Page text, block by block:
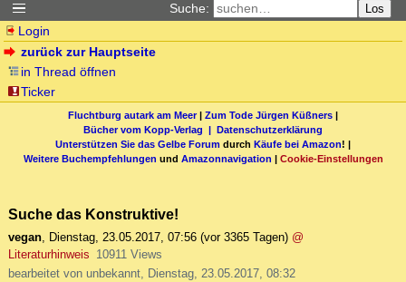
Suche: Los
Login
zurück zur Hauptseite
in Thread öffnen
Ticker
Fluchtburg autark am Meer| Zum Tode Jürgen Küßners |
Bücher vom Kopp-Verlag | Datenschutzerklärung
Unterstützen Sie das Gelbe Forum durch Käufe bei Amazon! |
Weitere Buchempfehlungen und Amazonnavigation | Cookie-Einstellungen
Suche das Konstruktive!
vegan, Dienstag, 23.05.2017, 07:56 (vor 3365 Tagen) @
Literaturhinweis 10911 Views
bearbeitet von unbekannt, Dienstag, 23.05.2017, 08:32